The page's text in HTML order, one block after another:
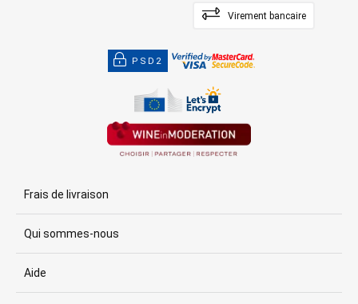
Virement bancaire
PSD2
Frais de livraison
Qui sommes-nous
Aide